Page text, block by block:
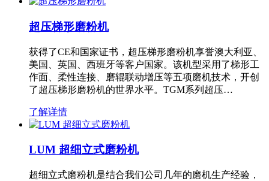
超压梯形磨粉机
获得了CE和国家证书，超压梯形磨粉机享誉澳大利亚、
美国、英国、西班牙等客户国家。该机型采用了梯形工
作面、柔性连接、磨辊联动增压等五项磨机技术，开创
了超压梯形磨粉机的世界水平。TGM系列超压…
了解详情
LUM 超细立式磨粉机
超细立式磨粉机是结合我们公司几年的磨机生产经验，